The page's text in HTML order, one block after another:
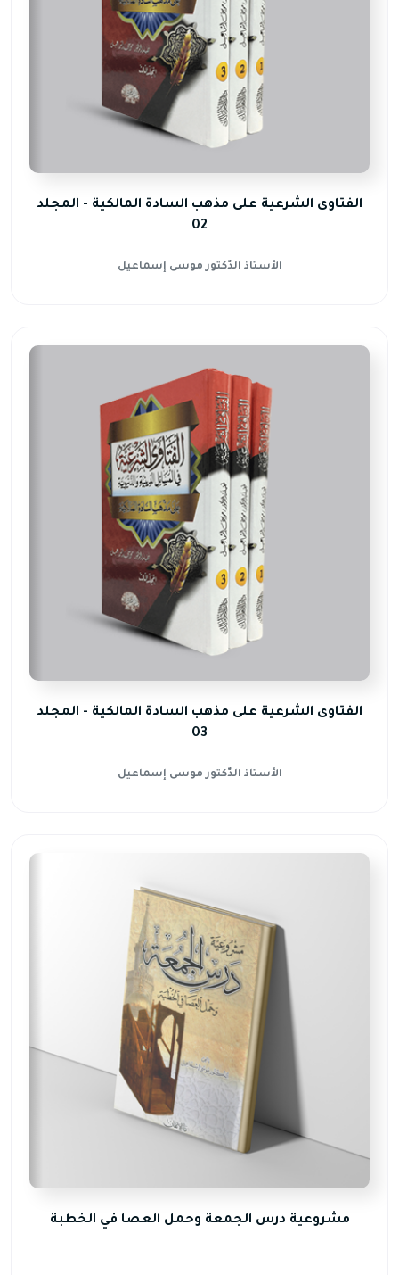
الفتاوى الشرعية على مذهب السادة المالكية - المجلد
02
الأستاذ الدّكتور موسى إسماعيل
الفتاوى الشرعية على مذهب السادة المالكية - المجلد
03
الأستاذ الدّكتور موسى إسماعيل
مشروعية درس الجمعة وحمل العصا في الخطبة